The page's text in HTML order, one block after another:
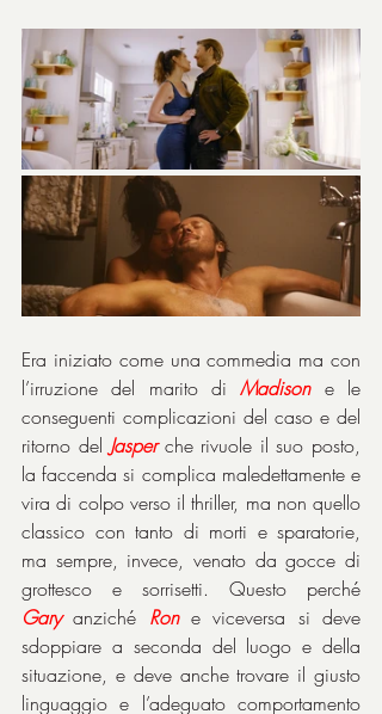
Era iniziato come una commedia ma con
l’irruzione del marito di Madison e le
conseguenti complicazioni del caso e del
ritorno del Jasper che rivuole il suo posto,
la faccenda si complica maledettamente e
vira di colpo verso il thriller, ma non quello
classico con tanto di morti e sparatorie,
ma sempre, invece, venato da gocce di
Gary anziché Ron e viceversa si deve
sdoppiare a seconda del luogo e della
situazione, e deve anche trovare il giusto
linguaggio e l’adeguato comportamento